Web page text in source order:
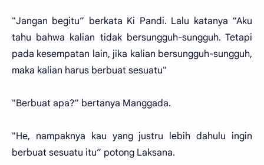
"Jangan begitu” berkata Ki Pandi. Lalu katanya “Aku
tahu bahwa kalian tidak bersungguh-sungguh. Tetapi
pada kesempatan lain, jika kalian bersungguh-sungguh,
maka kalian harus berbuat sesuatu"
"Berbuat apa?” bertanya Manggada.
"He, nampaknya kau yang justru lebih dahulu ingin
berbuat sesuatu itu” potong Laksana.